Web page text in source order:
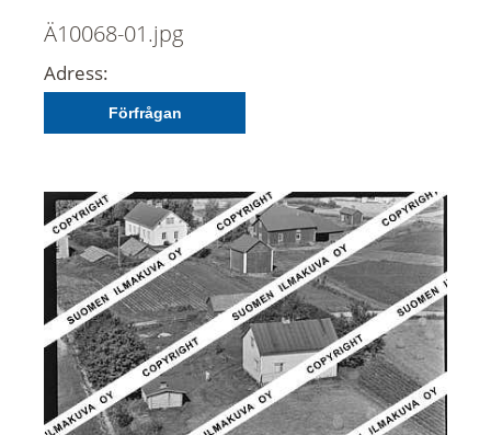
Ä10068-01.jpg
Adress:
Förfrågan